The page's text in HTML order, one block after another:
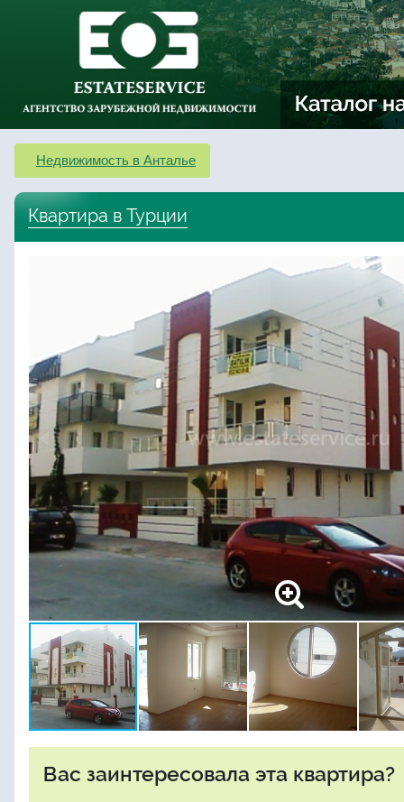
Недвижимость в Анталье
Квартира в Турции
Вас заинтересовала эта квартира?